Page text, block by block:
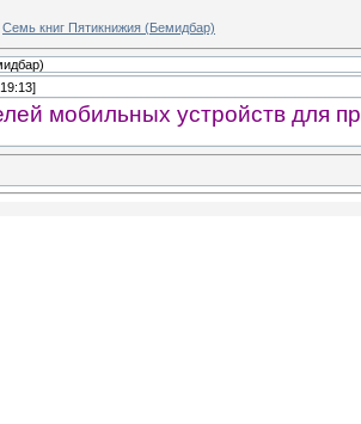
Семь книг Пятикнижия (Бемидбар)
мобильных устройств для